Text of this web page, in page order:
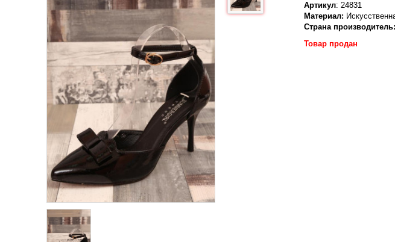
Артикул: 24831
Материал:
Страна производитель:
Товар продан